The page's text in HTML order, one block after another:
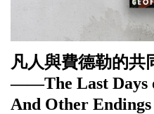
凡人與費德勒的共
——The Last Days
And Other Endings